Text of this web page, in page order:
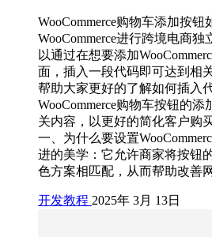
WooCommerce购物车添加按钮
WooCommerce进行跨境电商
以通过在想要添加
面，插入一段代码即可达到相
帮助大家更好的了解如何插入
WooCommerce购物车按钮的
关内容，以更好的简化客户购
一、为什么要设置
进的美学：它允许商家将按钮
色方案相匹配，从而帮助改善
开发教程 2025年 3月 13日